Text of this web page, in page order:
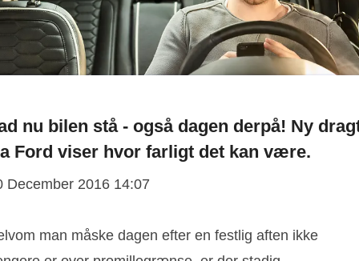
nu bilen stå - også dagen derpå! Ny
Ford viser hvor farligt det kan være.
December 2016 14:07
man måske dagen efter en festlig aften ikke